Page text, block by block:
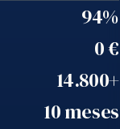
94%
0 €
14.800+
10 meses